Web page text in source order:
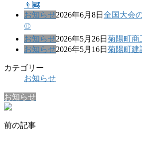
👨‍🚒
お知らせ2026年6月8日 全国大会
⚾
お知らせ2026年5月26日 菊陽町商
お知らせ2026年5月16日 菊陽町建
カテゴリー
お知らせ
お知らせ
前の記事